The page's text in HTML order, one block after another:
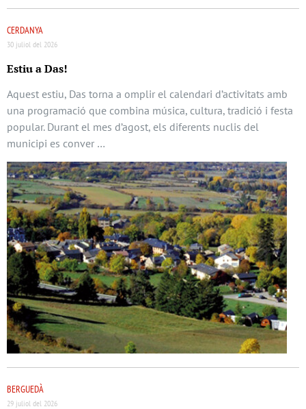
CERDANYA
30 juliol del 2026
Estiu a Das!
Aquest estiu, Das torna a omplir el calendari d’activitats amb
una programació que combina música, cultura, tradició i festa
popular. Durant el mes d’agost, els diferents nuclis del
municipi es conver …
BERGUEDÀ
29 juliol del 2026